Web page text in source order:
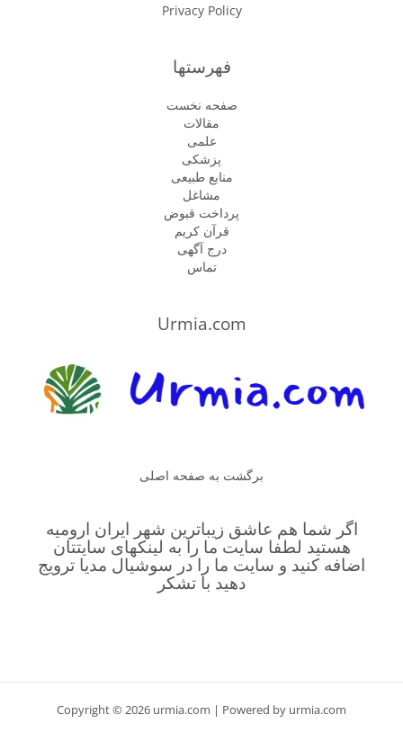
Privacy Policy
فهرستها
صفحه نخست
مقالات
علمی
پزشكى
منابع طبیعی
مشاغل
پرداخت قبوض
قرآن کریم
درج آگهی
تماس
Urmia.com
برگشت به صفحه اصلی
اگر شما هم عاشق زیباترین شهر ایران ارومیه
هستید لطفا سایت ما را به لینکهای سایتتان
اضافه کنید و سایت ما را در سوشیال مدیا ترویج
دهید با تشکر
Copyright © 2026 urmia.com | Powered by urmia.com